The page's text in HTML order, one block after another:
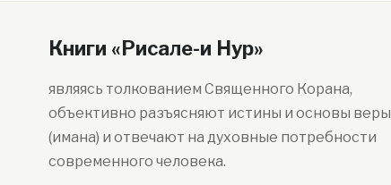
Книги «Рисале-и Нур»
являясь толкованием Священного Корана,
объективно разъясняют истины и основы веры
(имана) и отвечают на духовные потребности
современного человека.